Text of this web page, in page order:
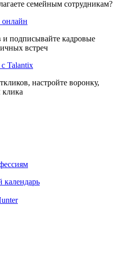
семейным сотрудникам?
онлайн
и подписывайте кадровые
встреч
с Talantix
настройте воронку,
клика
календарь